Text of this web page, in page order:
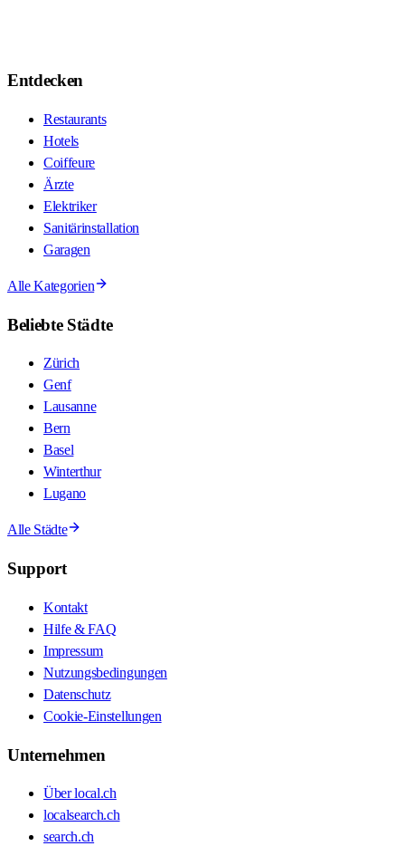
Entdecken
Restaurants
Hotels
Coiffeure
Ärzte
Elektriker
Sanitärinstallation
Garagen
Alle Kategorien
Beliebte Städte
Zürich
Genf
Lausanne
Bern
Basel
Winterthur
Lugano
Alle Städte
Support
Kontakt
Hilfe & FAQ
Impressum
Nutzungsbedingungen
Datenschutz
Cookie-Einstellungen
Unternehmen
Über local.ch
localsearch.ch
search.ch